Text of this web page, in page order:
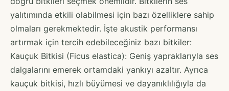
yalıtımında etkili olabilmesi için bazı özelliklere sahip
olmaları gerekmektedir. İşte akustik performansı
artırmak için tercih edebileceğiniz bazı bitkiler:
Kauçuk Bitkisi (Ficus elastica): Geniş yapraklarıyla ses
dalgalarını emerek ortamdaki yankıyı azaltır. Ayrıca
kauçuk bitkisi, hızlı büyümesi ve dayanıklılığıyla da